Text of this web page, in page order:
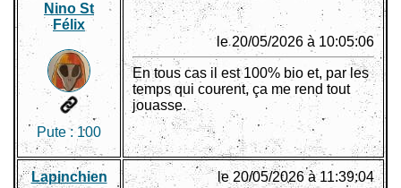
Nino St
Félix
Pute : 100
le 20/05/2026 à 10:05:06
En tous cas il est 100% bio et, par les
temps qui courent, ça me rend tout
jouasse.
Lapinchien le 20/05/2026 à 11:39:04